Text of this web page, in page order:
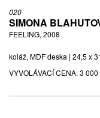
020
SIMONA
FEELING, 2008
koláž, MDF deska | 24,5 x
VYVOLÁVACÍ CENA:3 000